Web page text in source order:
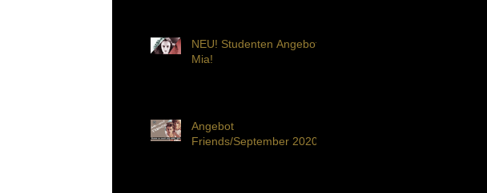
NEU! Studenten Angebot
Mia!
Angebot
Friends/September 2020